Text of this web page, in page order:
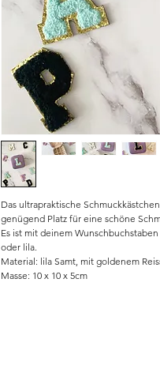
Das ultrapraktische
genügend Platz für eine schöne
Es ist mit deinem
oder lila.
Material: lila Samt, mit goldenem
Masse: 10 x 10 x 5cm